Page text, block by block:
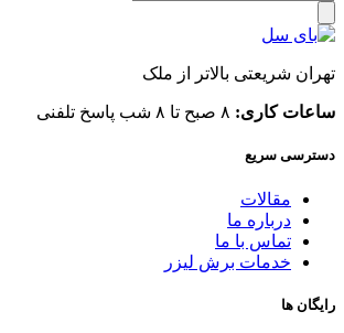
تهران شریعتی بالاتر از ملک
ساعات کاری: ۸ صبح تا ۸ شب پاسخ تلفنی
دسترسی سریع
مقالات
درباره ما
تماس با ما
خدمات برش لیزر
رایگان ها